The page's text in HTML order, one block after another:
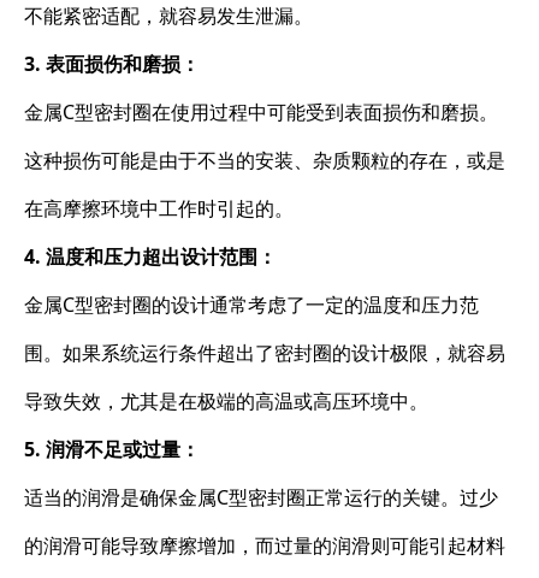
不能紧密适配，就容易发生泄漏。
3. 表面损伤和磨损：
金属C型密封圈在使用过程中可能受到表面损伤和磨损。
这种损伤可能是由于不当的安装、杂质颗粒的存在，或是
在高摩擦环境中工作时引起的。
4. 温度和压力超出设计范围：
金属C型密封圈的设计通常考虑了一定的温度和压力范
围。如果系统运行条件超出了密封圈的设计极限，就容易
导致失效，尤其是在极端的高温或高压环境中。
5. 润滑不足或过量：
适当的润滑是确保金属C型密封圈正常运行的关键。过少
的润滑可能导致摩擦增加，而过量的润滑则可能引起材料